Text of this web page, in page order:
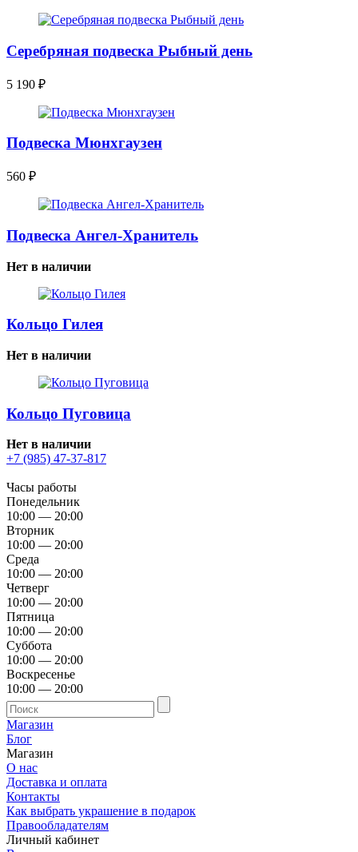
Серебряная подвеска Рыбный день
5 190 ₽
Подвеска Мюнхгаузен
560 ₽
Подвеска Ангел-Хранитель
Нет в наличии
Кольцо Гилея
Нет в наличии
Кольцо Пуговица
Нет в наличии
+7 (985) 47-37-817
Часы работы
Понедельник
10:00 — 20:00
Вторник
10:00 — 20:00
Среда
10:00 — 20:00
Четверг
10:00 — 20:00
Пятница
10:00 — 20:00
Суббота
10:00 — 20:00
Воскресенье
10:00 — 20:00
Магазин
Блог
Магазин
О нас
Доставка и оплата
Контакты
Как выбрать украшение в подарок
Правообладателям
Личный кабинет